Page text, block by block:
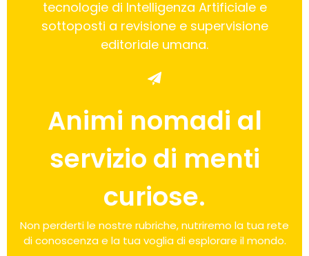
tecnologie di Intelligenza Artificiale e
sottoposti a revisione e supervisione
editoriale umana.
Animi nomadi al
servizio di menti
curiose.
Non perderti le nostre rubriche, nutriremo la tua rete
di conoscenza e la tua voglia di esplorare il mondo.